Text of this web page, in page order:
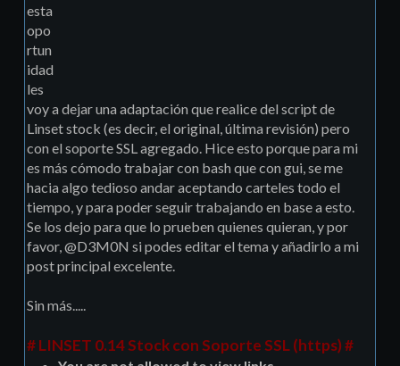
esta
opo
rtun
idad
les
voy a dejar una adaptación que realice del script de
Linset stock (es decir, el original, última revisión) pero
con el soporte SSL agregado. Hice esto porque para mi
es más cómodo trabajar con bash que con gui, se me
hacia algo tedioso andar aceptando carteles todo el
tiempo, y para poder seguir trabajando en base a esto.
Se los dejo para que lo prueben quienes quieran, y por
favor, @D3M0N si podes editar el tema y añadirlo a mi
post principal excelente.
Sin más.....
# LINSET 0.14 Stock con Soporte SSL (https) #